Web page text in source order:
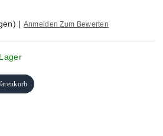
| Anmelden Zum Bewerten